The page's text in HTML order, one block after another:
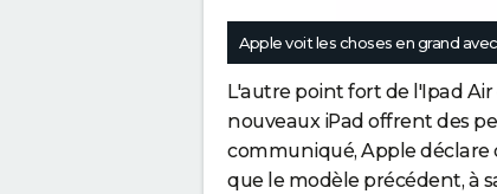
Apple voit les choses en grand
L'autre point fort de l'Ipad Air
nouveaux iPad offrent des
communiqué, Apple déclare
que le modèle précédent, à